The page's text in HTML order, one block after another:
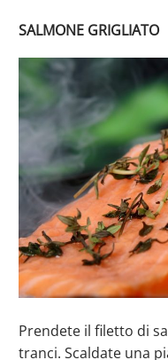
SALMONE GRIGLIATO
Prendete il filetto di
tranci. Scaldate una